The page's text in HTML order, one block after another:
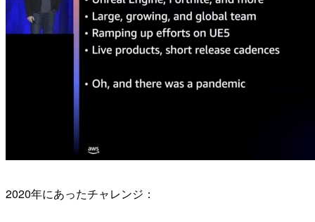
2020年にあったチャレンジ：